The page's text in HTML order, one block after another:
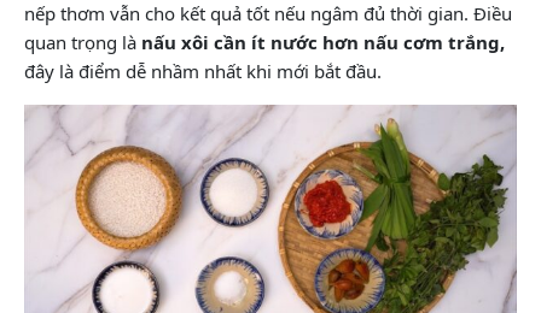
nếp thơm vẫn cho kết quả tốt nếu ngâm đủ thời gian. Điều
quan trọng là nấu xôi cần ít nước hơn nấu cơm trắng,
đây là điểm dễ nhầm nhất khi mới bắt đầu.